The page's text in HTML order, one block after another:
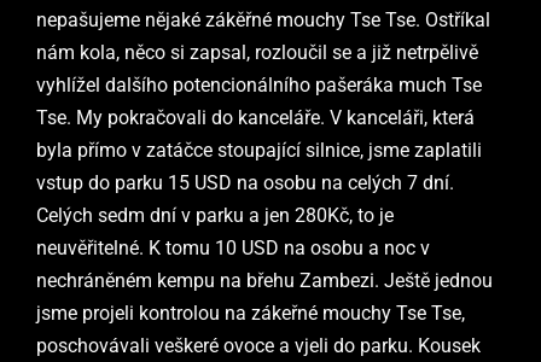
nepašujeme nějaké zákěřné mouchy Tse Tse. Ostříkal
nám kola, něco si zapsal, rozloučil se a již netrpělivě
vyhlížel dalšího potencionálního pašeráka much Tse
Tse. My pokračovali do kanceláře. V kanceláři, která
byla přímo v zatáčce stoupající silnice, jsme zaplatili
vstup do parku 15 USD na osobu na celých 7 dní.
Celých sedm dní v parku a jen 280Kč, to je
neuvěřitelné. K tomu 10 USD na osobu a noc v
nechráněném kempu na břehu Zambezi. Ještě jednou
jsme projeli kontrolou na zákeřné mouchy Tse Tse,
poschovávali veškeré ovoce a vjeli do parku. Kousek